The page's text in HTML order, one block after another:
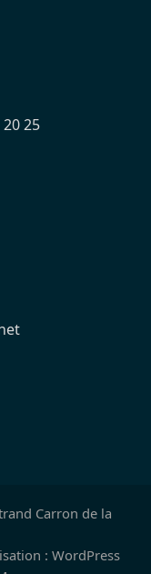
20 25
Carron de la
: WordPress